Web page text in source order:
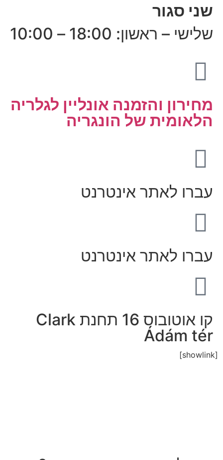
שני סגור
שלישי – ראשון: 18:00 – 10:00
מחירון והזמנה אונליין לגלריה
הלאומית של הונגריה
עברו לאתר אינטרנט
עברו לאתר אינטרנט
קו אוטובוס 16 תחנת Clark
Ádám tér
[showlink]